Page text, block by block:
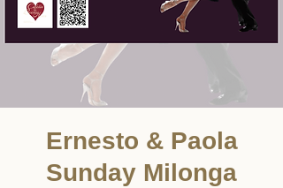
Ernesto & Paola
Sunday Milonga